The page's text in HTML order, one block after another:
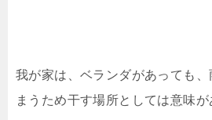
我が家は、ベランダがあっても
まうため干す場所としては意味が